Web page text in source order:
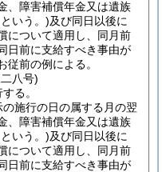
、障害補償年金又は遺族
いう。)及び同日以後に
について適用し、同月前
日前に支給すべき事由が
前の例による。
八号)
る。
施行の日の属する月の翌
、障害補償年金又は遺族
いう。)及び同日以後に
について適用し、同月前
日前に支給すべき事由が